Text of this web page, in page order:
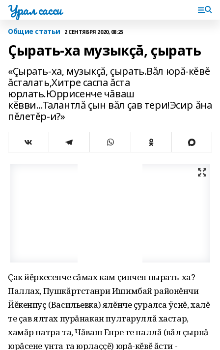
Урал сасси
Общие статьи 2 СЕНТЯБРЯ 2020, 08:25
Çырать-ха музыкçă‚ çырать
«Çырать-ха‚ музыкçă‚ çырать.Вăл юрă-кĕвĕ
ăсталать‚Хитре саспа ăста
юрлать.Юррисенче чăваш
кĕвви...Талантлă çын вăл çав тери!Эсир ăна
пĕлетĕр-и?»
Çак йĕркесенче сăмах кам çинчен пырать-ха?
Паллах‚ Пушкăртстанри Ишимбай районĕнчи
Йĕкенпуç (Васильевка) ялĕнче çуралса ÿснĕ‚ халĕ
те çав ялтах пурăнакан пултаруллă хастар‚
хамăр патра та‚ Чăваш Енре те паллă (вăл çырнă
юрăсене унта та юрлаççĕ) юрă-кĕвĕ ăсти -